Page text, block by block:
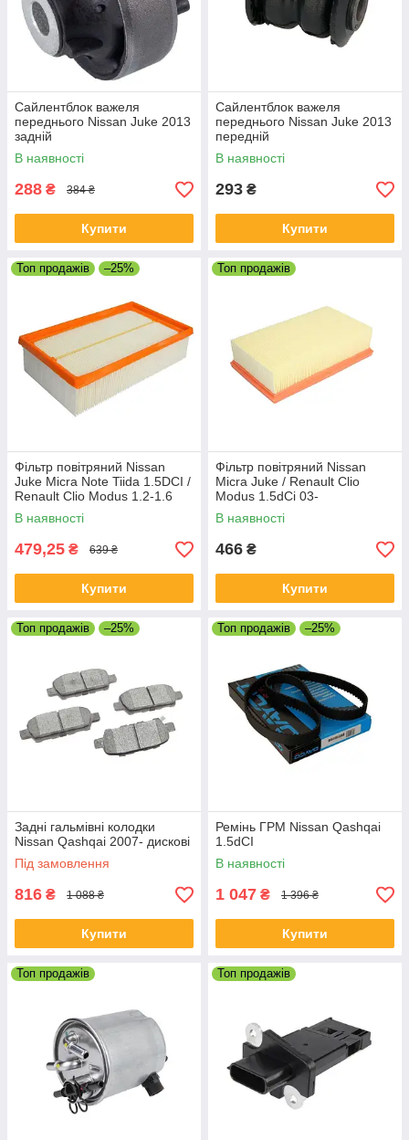
Сайлентблок важеля
переднього Nissan Juke 2013
задній
В наявності
288 ₴ 384 ₴
Купити
Сайлентблок важеля
переднього Nissan Juke 2013
передній
В наявності
293 ₴
Купити
Топ продажів –25%
Фільтр повітряний Nissan
Juke Micra Note Tiida 1.5DCI /
Renault Clio Modus 1.2-1.6
16V 1.2D 2003-
В наявності
479,25 ₴ 639 ₴
Купити
Топ продажів
Фільтр повітряний Nissan
Micra Juke / Renault Clio
Modus 1.5dCi 03-
В наявності
466 ₴
Купити
Топ продажів –25%
Задні гальмівні колодки
Nissan Qashqai 2007- дискові
Під замовлення
816 ₴ 1 088 ₴
Купити
Топ продажів –25%
Ремінь ГРМ Nissan Qashqai
1.5dCI
В наявності
1 047 ₴ 1 396 ₴
Купити
Топ продажів Топ продажів